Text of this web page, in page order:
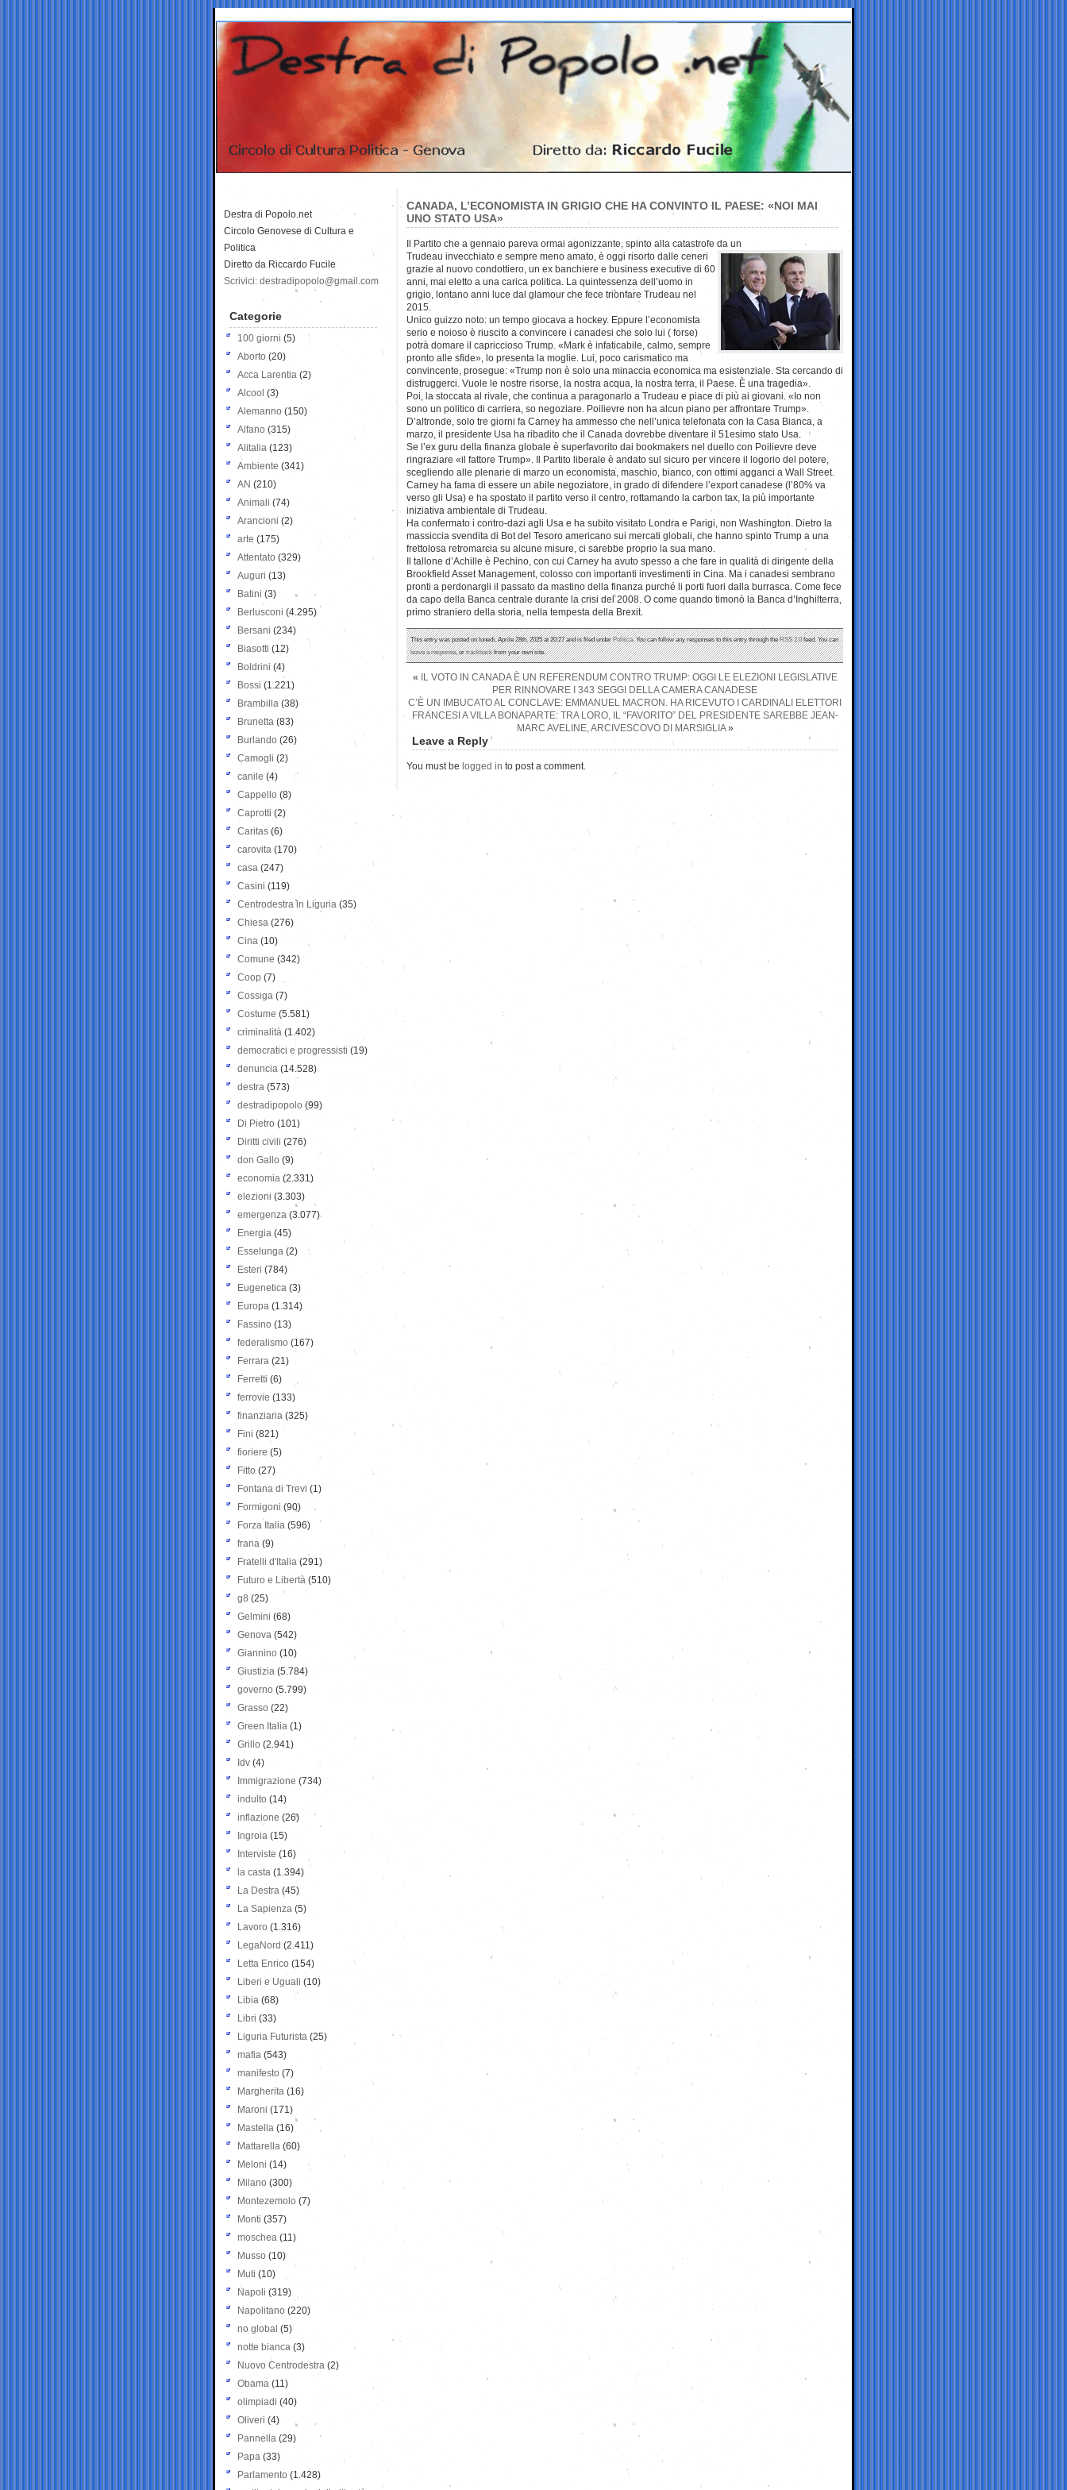
CANADA, L’ECONOMISTA IN GRIGIO CHE HA CONVINTO IL PAESE: «NOI MAI
UNO STATO USA»
Il Partito che a gennaio pareva ormai agonizzante, spinto alla catastrofe da un
Trudeau invecchiato e sempre meno amato, è oggi risorto dalle ceneri
grazie al nuovo condottiero, un ex banchiere e business executive di 60
anni, mai eletto a una carica politica. La quintessenza dell’uomo in
grigio, lontano anni luce dal glamour che fece trionfare Trudeau nel
2015.
Unico guizzo noto: un tempo giocava a hockey. Eppure l’economista
serio e noioso è riuscito a convincere i canadesi che solo lui ( forse)
potrà domare il capriccioso Trump. «Mark è infaticabile, calmo, sempre
pronto alle sfide», lo presenta la moglie. Lui, poco carismatico ma
convincente, prosegue: «Trump non è solo una minaccia economica ma esistenziale. Sta cercando di
distruggerci. Vuole le nostre risorse, la nostra acqua, la nostra terra, il Paese. È una tragedia».
Poi, la stoccata al rivale, che continua a paragonarlo a Trudeau e piace di più ai giovani. «Io non
sono un politico di carriera, so negoziare. Poilievre non ha alcun piano per affrontare Trump».
D’altronde, solo tre giorni fa Carney ha ammesso che nell’unica telefonata con la Casa Bianca, a
marzo, il presidente Usa ha ribadito che il Canada dovrebbe diventare il 51esimo stato Usa.
Se l’ex guru della finanza globale è superfavorito dai bookmakers nel duello con Poilievre deve
ringraziare «il fattore Trump». Il Partito liberale è andato sul sicuro per vincere il logorio del potere,
scegliendo alle plenarie di marzo un economista, maschio, bianco, con ottimi agganci a Wall Street.
Carney ha fama di essere un abile negoziatore, in grado di difendere l’export canadese (l’80% va
verso gli Usa) e ha spostato il partito verso il centro, rottamando la carbon tax, la più importante
iniziativa ambientale di Trudeau.
Ha confermato i contro-dazi agli Usa e ha subito visitato Londra e Parigi, non Washington. Dietro la
massiccia svendita di Bot del Tesoro americano sui mercati globali, che hanno spinto Trump a una
frettolosa retromarcia su alcune misure, ci sarebbe proprio la sua mano.
Il tallone d’Achille è Pechino, con cui Carney ha avuto spesso a che fare in qualità di dirigente della
Brookfield Asset Management, colosso con importanti investimenti in Cina. Ma i canadesi sembrano
pronti a perdonargli il passato da mastino della finanza purché li porti fuori dalla burrasca. Come fece
da capo della Banca centrale durante la crisi del 2008. O come quando timonò la Banca d’Inghilterra,
primo straniero della storia, nella tempesta della Brexit.
This entry was posted on lunedì, Aprile 28th, 2025 at 20:27 and is filed underPolitica. You can follow any responses to this entry through theRSS 2.0feed. You can
leave a response, ortrackbackfrom your own site.
«
IL VOTO IN CANADA È UN REFERENDUM CONTRO TRUMP: OGGI LE ELEZIONI LEGISLATIVE
PER RINNOVARE I 343 SEGGI DELLA CAMERA CANADESE
C’È UN IMBUCATO AL CONCLAVE: EMMANUEL MACRON. HA RICEVUTO I CARDINALI ELETTORI
FRANCESI A VILLA BONAPARTE: TRA LORO, IL “FAVORITO” DEL PRESIDENTE SAREBBE JEAN-
MARC AVELINE, ARCIVESCOVO DI MARSIGLIA»
Leave a Reply
You must be logged in to post a comment.
Destra di Popolo.net
Circolo Genovese di Cultura e
Politica
Diretto da Riccardo Fucile
Scrivici: destradipopolo@gmail.com
Categorie
100 giorni (5)
Aborto (20)
Acca Larentia (2)
Alcool (3)
Alemanno (150)
Alfano (315)
Alitalia (123)
Ambiente (341)
AN (210)
Animali (74)
Arancioni (2)
arte (175)
Attentato (329)
Auguri (13)
Batini (3)
Berlusconi (4.295)
Bersani (234)
Biasotti (12)
Boldrini (4)
Bossi (1.221)
Brambilla (38)
Brunetta (83)
Burlando (26)
Camogli (2)
canile (4)
Cappello (8)
Caprotti (2)
Caritas (6)
carovita (170)
casa (247)
Casini (119)
Centrodestra in Liguria (35)
Chiesa (276)
Cina (10)
Comune (342)
Coop (7)
Cossiga (7)
Costume (5.581)
criminalità (1.402)
democratici e progressisti (19)
denuncia (14.528)
destra (573)
destradipopolo (99)
Di Pietro (101)
Diritti civili (276)
don Gallo (9)
economia (2.331)
elezioni (3.303)
emergenza (3.077)
Energia (45)
Esselunga (2)
Esteri (784)
Eugenetica (3)
Europa (1.314)
Fassino (13)
federalismo (167)
Ferrara (21)
Ferretti (6)
ferrovie (133)
finanziaria (325)
Fini (821)
fioriere (5)
Fitto (27)
Fontana di Trevi (1)
Formigoni (90)
Forza Italia (596)
frana (9)
Fratelli d'Italia (291)
Futuro e Libertà (510)
g8 (25)
Gelmini (68)
Genova (542)
Giannino (10)
Giustizia (5.784)
governo (5.799)
Grasso (22)
Green Italia (1)
Grillo (2.941)
Idv (4)
Immigrazione (734)
indulto (14)
inflazione (26)
Ingroia (15)
Interviste (16)
la casta (1.394)
La Destra (45)
La Sapienza (5)
Lavoro (1.316)
LegaNord (2.411)
Letta Enrico (154)
Liberi e Uguali (10)
Libia (68)
Libri (33)
Liguria Futurista (25)
mafia (543)
manifesto (7)
Margherita (16)
Maroni (171)
Mastella (16)
Mattarella (60)
Meloni (14)
Milano (300)
Montezemolo (7)
Monti (357)
moschea (11)
Musso (10)
Muti (10)
Napoli (319)
Napolitano (220)
no global (5)
notte bianca (3)
Nuovo Centrodestra (2)
Obama (11)
olimpiadi (40)
Oliveri (4)
Pannella (29)
Papa (33)
Parlamento (1.428)